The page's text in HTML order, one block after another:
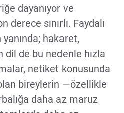
dayanıyor ve
sınırlı. Faydalı
hakaret,
dil de bu nedenle hızla
netiket konusunda
bireylerin —özellikle
daha az maruz